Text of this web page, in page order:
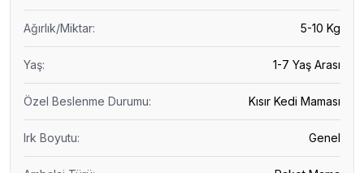
Ağırlık/Miktar: 5-10 Kg
Yaş: 1-7 Yaş Arası
Özel Beslenme Durumu: Kısır Kedi Maması
Irk Boyutu: Genel